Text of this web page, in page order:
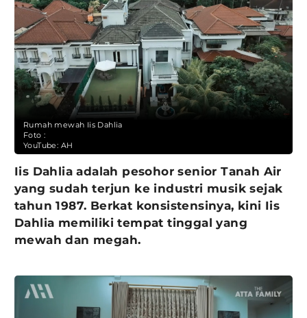
Rumah mewah Iis Dahlia
Foto :
YouTube: AH
Iis Dahlia adalah pesohor senior Tanah Air
yang sudah terjun ke industri musik sejak
tahun 1987. Berkat konsistensinya, kini Iis
Dahlia memiliki tempat tinggal yang
mewah dan megah.